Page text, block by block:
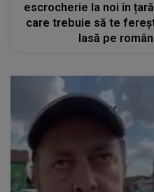
escrocherie la noi în
care trebuie să te
lasă pe